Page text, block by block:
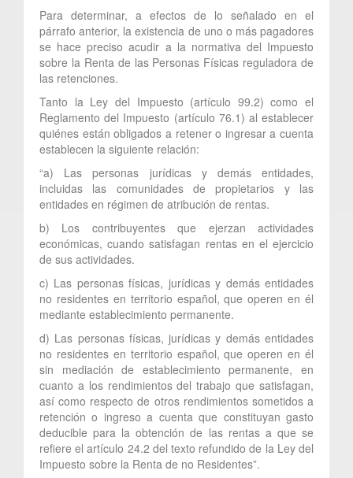
Para determinar, a efectos de lo señalado en el
párrafo anterior, la existencia de uno o más pagadores
se hace preciso acudir a la normativa del Impuesto
sobre la Renta de las Personas Físicas reguladora de
las retenciones.
Tanto la Ley del Impuesto (artículo 99.2) como el
Reglamento del Impuesto (artículo 76.1) al establecer
quiénes están obligados a retener o ingresar a cuenta
establecen la siguiente relación:
“a) Las personas jurídicas y demás entidades,
incluidas las comunidades de propietarios y las
entidades en régimen de atribución de rentas.
b) Los contribuyentes que ejerzan actividades
económicas, cuando satisfagan rentas en el ejercicio
de sus actividades.
c) Las personas físicas, jurídicas y demás entidades
no residentes en territorio español, que operen en él
mediante establecimiento permanente.
d) Las personas físicas, jurídicas y demás entidades
no residentes en territorio español, que operen en él
sin mediación de establecimiento permanente, en
cuanto a los rendimientos del trabajo que satisfagan,
así como respecto de otros rendimientos sometidos a
retención o ingreso a cuenta que constituyan gasto
deducible para la obtención de las rentas a que se
refiere el artículo 24.2 del texto refundido de la Ley del
Impuesto sobre la Renta de no Residentes”.